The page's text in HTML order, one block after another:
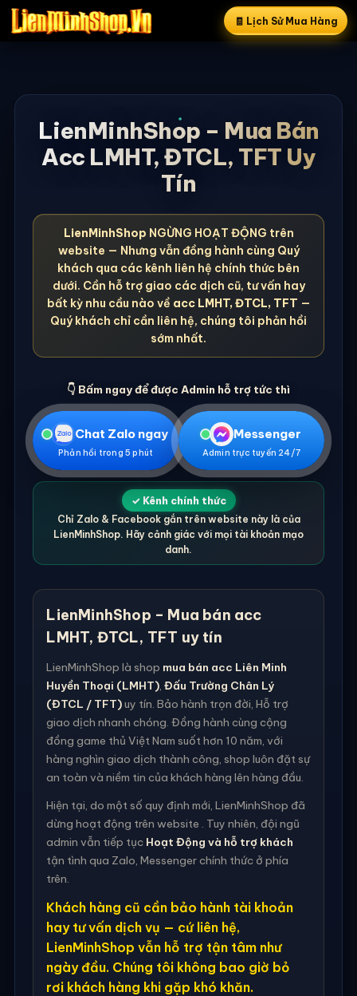
🧾 Lịch Sử Mua Hàng
LienMinhShop – Mua Bán
Acc LMHT, ĐTCL, TFT Uy
Tín
LienMinhShop NGỪNG HOẠT ĐỘNG trên
website — Nhưng vẫn đồng hành cùng Quý
khách qua các kênh liên hệ chính thức bên
dưới. Cần hỗ trợ giao các dịch cũ, tư vấn hay
bất kỳ nhu cầu nào về acc LMHT, ĐTCL, TFT —
Quý khách chỉ cần liên hệ, chúng tôi phản hồi
sớm nhất.
👇 Bấm ngay để được Admin hỗ trợ tức thì
Chat Zalo ngay
Phản hồi trong 5 phút
Messenger
Admin trực tuyến 24/7
✓ Kênh chính thức
Chỉ Zalo & Facebook gắn trên website này là của
LienMinhShop. Hãy cảnh giác với mọi tài khoản mạo
danh.
LienMinhShop – Mua bán acc
LMHT, ĐTCL, TFT uy tín
LienMinhShop là shop mua bán acc Liên Minh
Huyền Thoại (LMHT),Đấu Trường Chân Lý
(ĐTCL / TFT)uy tín. Bảo hành trọn đời, Hỗ trợ
giao dịch nhanh chóng. Đồng hành cùng cộng
đồng game thủ Việt Nam suốt hơn 10 năm, với
hàng nghìn giao dịch thành công, shop luôn đặt sự
an toàn và niềm tin của khách hàng lên hàng đầu.
Hiện tại, do một số quy định mới, LienMinhShop đã
dừng hoạt động trên website . Tuy nhiên, đội ngũ
admin vẫn tiếp tục Hoạt Động và hỗ trợ khách
tận tình qua Zalo, Messenger chính thức ở phía
trên.
Khách hàng cũ cần bảo hành tài khoản
hay tư vấn dịch vụ — cứ liên hệ,
LienMinhShop vẫn hỗ trợ tận tâm như
ngày đầu. Chúng tôi không bao giờ bỏ
rơi khách hàng khi gặp khó khăn.